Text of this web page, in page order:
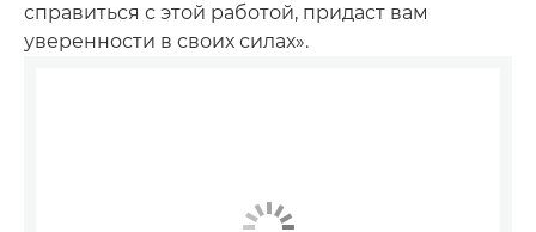
справиться с этой работой, придаст вам
уверенности в своих силах».